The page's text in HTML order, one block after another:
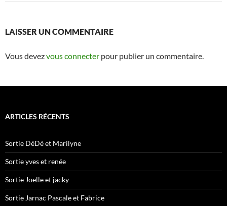
LAISSER UN COMMENTAIRE
Vous devezvous connecter pour publier un commentaire.
ARTICLES RÉCENTS
Sortie DéDé et Marilyne
Sortie yves et renée
Sortie Joelle et jacky
Sortie Jarnac Pascale et Fabrice